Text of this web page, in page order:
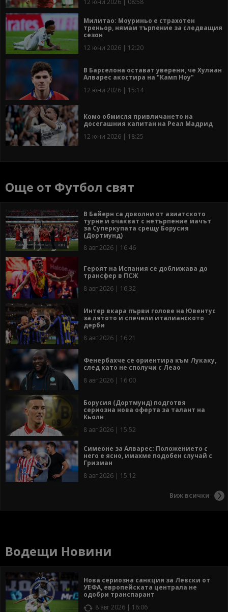
Милитао: Моуриньо е страхотен
треньор, нямам търпение за следващия
сезон
12 юни 2026 | 12:20
В Барселона остават уверени, че Хулиан
Алварес акостира на "Камп Ноу"
12 юни 2026 | 15:14
Комо обмисля привличането на
досегашния капитан на Реал Мадрид
12 юни 2026 | 18:25
Още от Футбол свят
В Байерн са доволни от азиатското
турне и очакват с нетърпение мачът
за Суперкупата срещу Борусия
(Дортмунд)
8 авг 2026 | 16:46
Героят на Испания се доближава до
трансфер в ПСЖ
8 авг 2026 | 16:32
Интер вкара първи голове на Ювентус
за лятото и спечели италианското
дерби
8 авг 2026 | 16:21
Фенербахче се ориентира към Лукаку,
след като не сполучи с Леао
8 авг 2026 | 16:00
Борусия (Дортмунд) подготвя
сериозна нова оферта за талант на
Кьолн
8 авг 2026 | 15:52
Симеоне за Алварес: Положението с
него е ясно, имахме подобен случай с
Гризман
8 авг 2026 | 15:12
Виж всички
Водещи Новини
Нова сериозна санкция за Левски от
УЕФА, европейската централа не
одобри транспарант
8 авг 2026 | 16:06